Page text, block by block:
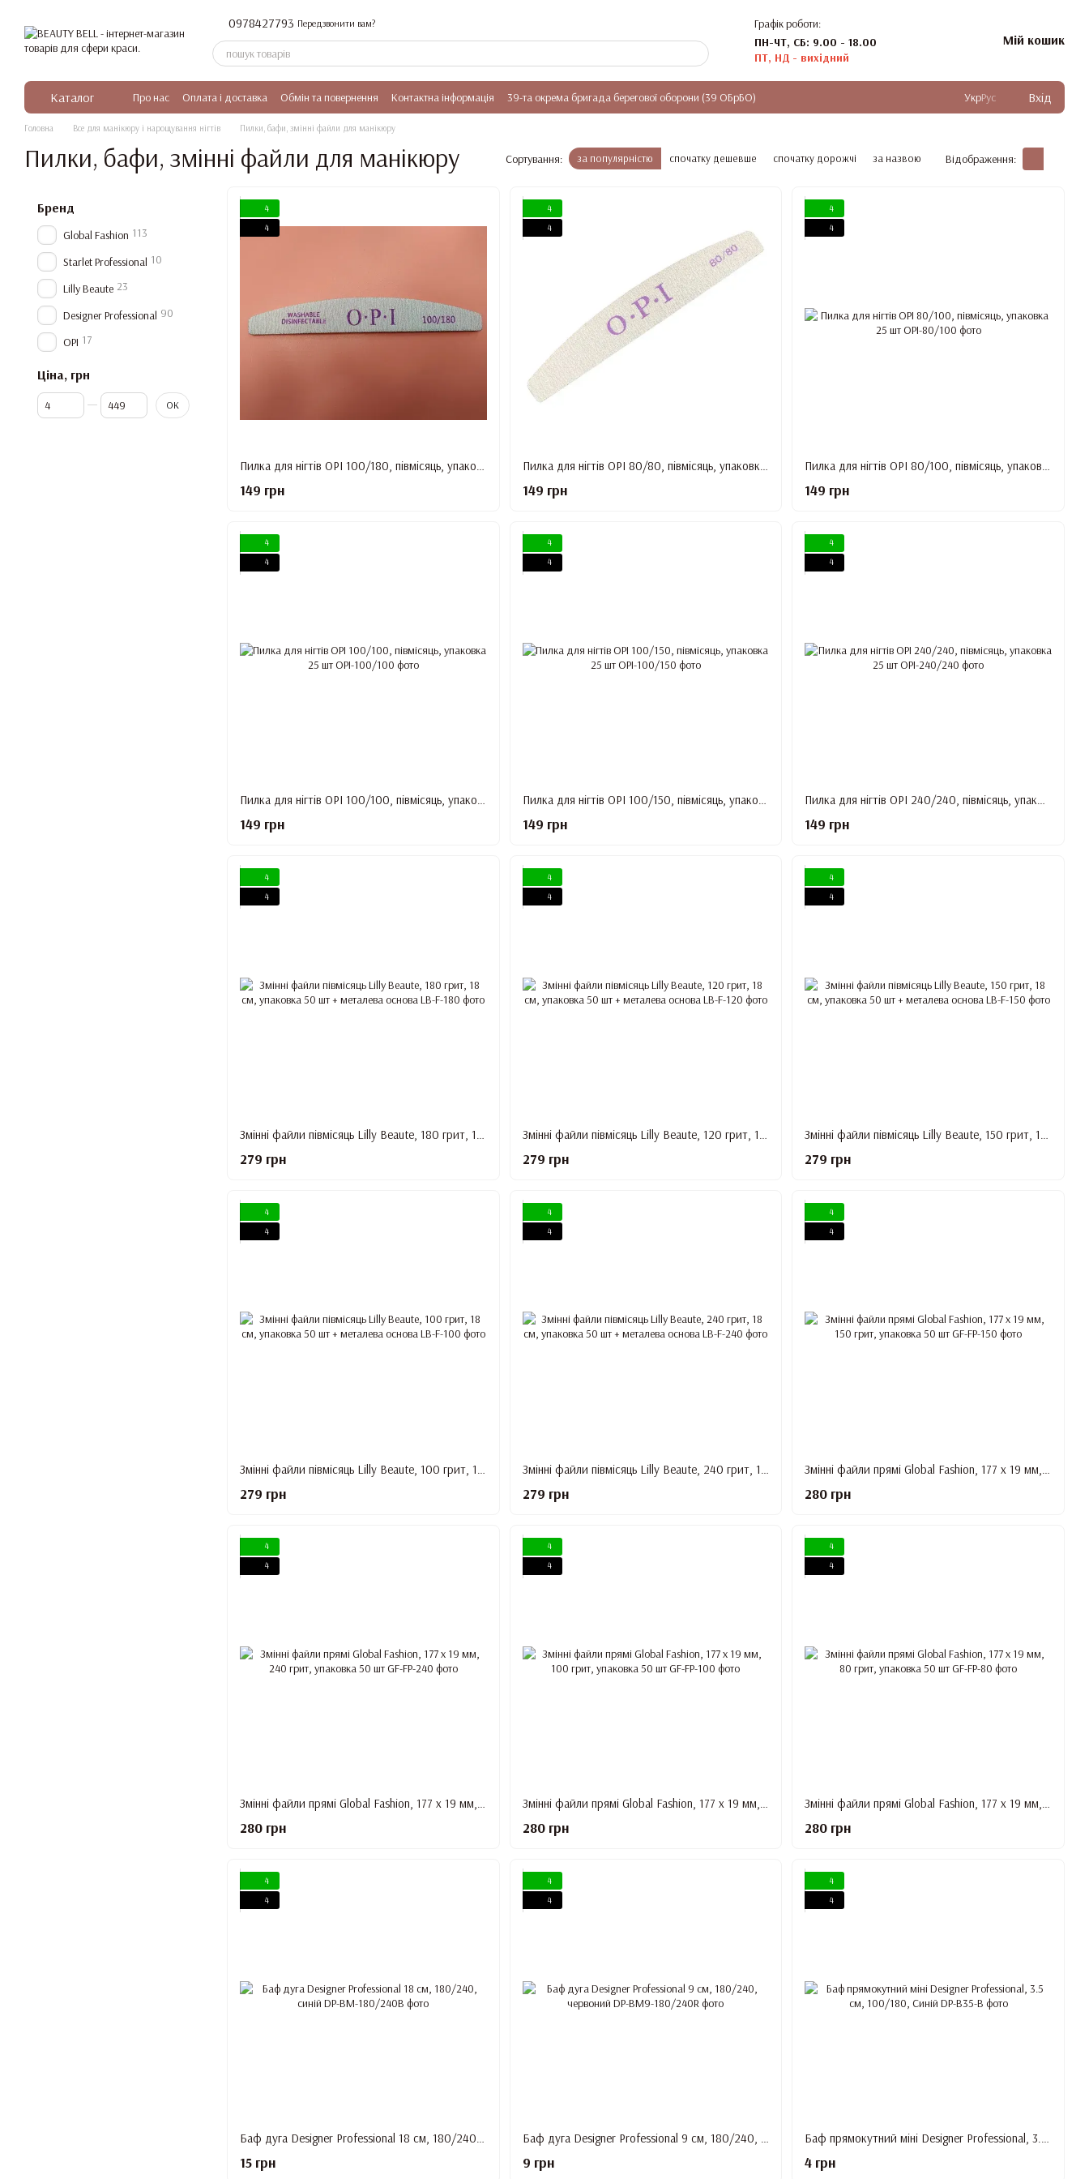
0978427793 Передзвонити вам?
Графік роботи:
ПН-ЧТ, СБ: 9.00 - 18.00
ПТ, НД - вихідний
Мій кошик
Каталог Про нас Оплата і доставка Обмін та повернення Контактна інформація 39-та окрема бригада берегової оборони (39 ОБрБО) УкрРус Вхід
Головна Все для манікюру і нарощування нігтів Пилки, бафи, змінні файли для манікюру
Пилки, бафи, змінні файли для манікюру Сортування: за популярністю спочатку дешевше спочатку дорожчі за назвою Відображення:
4
4
149 грн
4
4
149 грн
4
4
149 грн
4
4
Пилка для нігтів OPI 100/100, півмісяць, упаковка 25 шт
149 грн
4
4
Пилка для нігтів OPI 100/150, півмісяць, упаковка 25 шт
149 грн
4
4
Пилка для нігтів OPI 240/240, півмісяць, упаковка 25 шт
149 грн
4
4
Змінні файли півмісяць Lilly Beaute, 180 грит, 18 см, упаковка 50 шт + металева основа
279 грн
4
4
Змінні файли півмісяць Lilly Beaute, 120 грит, 18 см, упаковка 50 шт + металева основа
279 грн
4
4
Змінні файли півмісяць Lilly Beaute, 150 грит, 18 см, упаковка 50 шт + металева основа
279 грн
4
4
279 грн
4
4
279 грн
4
4
280 грн
4
4
Змінні файли прямі Global Fashion, 177 х 19 мм, 240 грит, упаковка 50 шт
280 грн
4
4
Змінні файли прямі Global Fashion, 177 х 19 мм, 100 грит, упаковка 50 шт
280 грн
4
4
Змінні файли прямі Global Fashion, 177 х 19 мм, 80 грит, упаковка 50 шт
280 грн
4
4
Баф дуга Designer Professional 18 см, 180/240, синій
15 грн
4
4
Баф дуга Designer Professional 9 см, 180/240, червоний
9 грн
4
4
Баф прямокутний міні Designer Professional, 3.5 см, 100/180, Синій
4 грн
Бренд
Global Fashion 113
Starlet Professional 10
Lilly Beaute 23
Designer Professional 90
OPI 17
Ціна, грн
Від Ціна, грн
До Ціна, грн ОК